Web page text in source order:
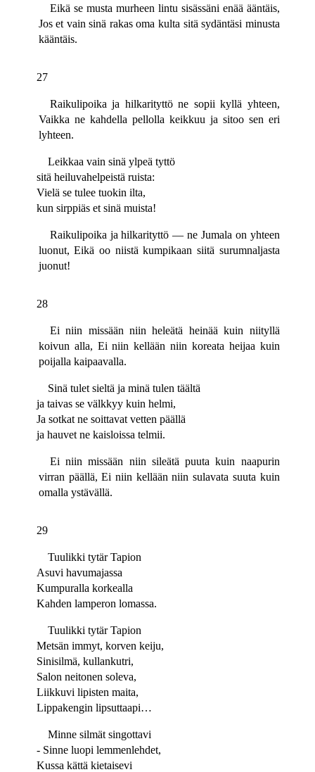
Eikä se musta murheen lintu sisässäni enää ääntäis,
Jos et vain sinä rakas oma kulta sitä sydäntäsi minusta
kääntäis.
27
Raikulipoika ja hilkarityttö ne sopii kyllä yhteen,
Vaikka ne kahdella pellolla keikkuu ja sitoo sen eri
lyhteen.
Leikkaa vain sinä ylpeä tyttö
sitä heiluvahelpeistä ruista:
Vielä se tulee tuokin ilta,
kun sirppiäs et sinä muista!
Raikulipoika ja hilkarityttö — ne Jumala on yhteen
luonut, Eikä oo niistä kumpikaan siitä surumnaljasta
juonut!
28
Ei niin missään niin heleätä heinää kuin niityllä
koivun alla, Ei niin kellään niin koreata heijaa kuin
poijalla kaipaavalla.
Sinä tulet sieltä ja minä tulen täältä
ja taivas se välkkyy kuin helmi,
Ja sotkat ne soittavat vetten päällä
ja hauvet ne kaisloissa telmii.
Ei niin missään niin sileätä puuta kuin naapurin
virran päällä, Ei niin kellään niin sulavata suuta kuin
omalla ystävällä.
29
Tuulikki tytär Tapion
Asuvi havumajassa
Kumpuralla korkealla
Kahden lamperon lomassa.
Tuulikki tytär Tapion
Metsän immyt, korven keiju,
Sinisilmä, kullankutri,
Salon neitonen soleva,
Liikkuvi lipisten maita,
Lippakengin lipsuttaapi…
Minne silmät singottavi
- Sinne luopi lemmenlehdet,
Kussa kättä kietaisevi